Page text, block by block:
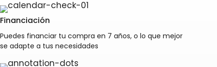
Financiación
Puedes financiar tu compra en 7 años, o lo que mejor
se adapte a tus necesidades